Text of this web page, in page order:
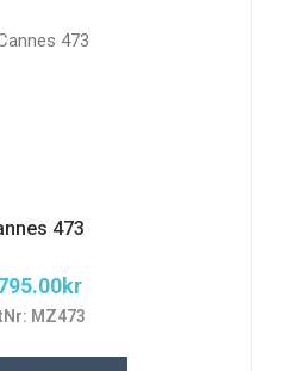
473
kr
MZ473